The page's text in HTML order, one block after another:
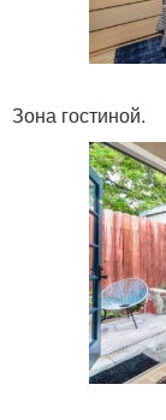
Зона гостиной.